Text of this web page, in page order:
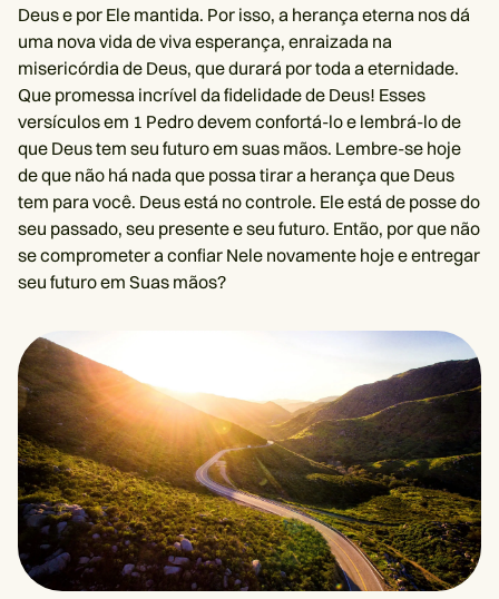
Deus e por Ele mantida. Por isso, a herança eterna nos dá
uma nova vida de viva esperança, enraizada na
misericórdia de Deus, que durará por toda a eternidade.
Que promessa incrível da fidelidade de Deus! Esses
versículos em 1 Pedro devem confortá-lo e lembrá-lo de
que Deus tem seu futuro em suas mãos. Lembre-se hoje
de que não há nada que possa tirar a herança que Deus
tem para você. Deus está no controle. Ele está de posse do
seu passado, seu presente e seu futuro. Então, por que não
se comprometer a confiar Nele novamente hoje e entregar
seu futuro em Suas mãos?